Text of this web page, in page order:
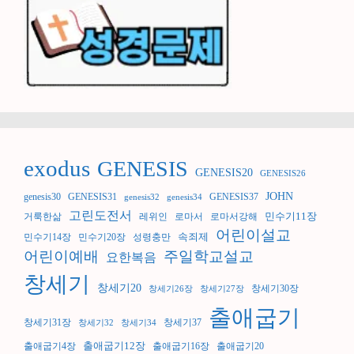
exodus GENESIS GENESIS20 GENESIS26
genesis30 GENESIS31 genesis32 genesis34 GENESIS37 JOHN
거룩한삶 고린도전서 레위인 로마서 로마서강해 민수기11장
민수기14장 민수기20장 성령충만 속죄제
어린이설교
어린이예배
요한복음 주일학교설교
창세기 창세기20 창세기26장 창세기27장 창세기30장
창세기31장 창세기32 창세기34 창세기37 출애굽기
출애굽기4장 출애굽기12장 출애굽기16장 출애굽기20